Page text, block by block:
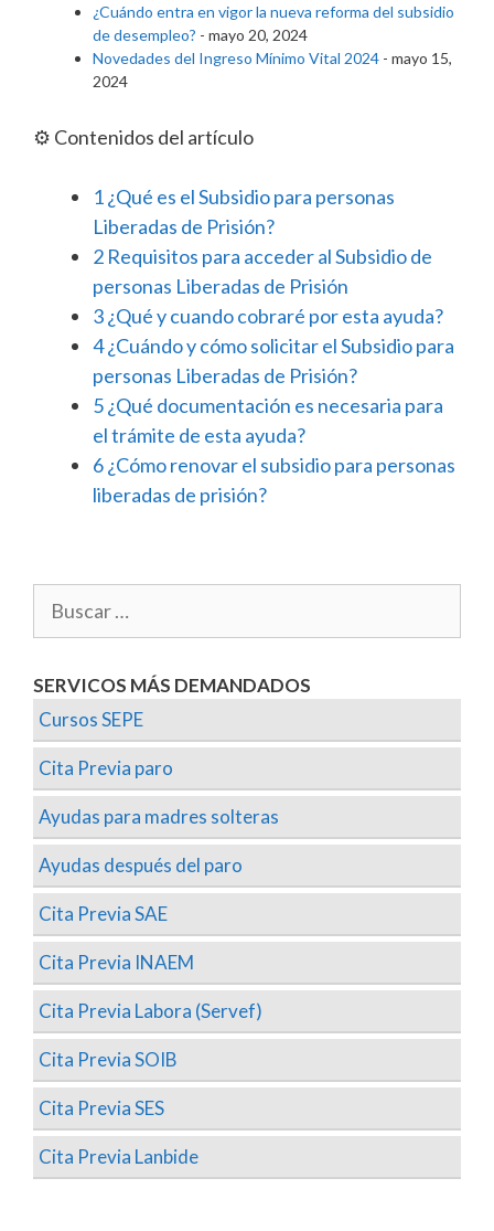
¿Cuándo entra en vigor la nueva reforma del subsidio
de desempleo? - mayo 20, 2024
Novedades del Ingreso Mínimo Vital 2024 - mayo 15,
2024
⚙️ Contenidos del artículo
1¿Qué es el Subsidio para personas
Liberadas de Prisión?
2 Requisitos para acceder al Subsidio de
personas Liberadas de Prisión
3¿Qué y cuando cobraré por esta ayuda?
4¿Cuándo y cómo solicitar el Subsidio para
personas Liberadas de Prisión?
5¿Qué documentación es necesaria para
el trámite de esta ayuda?
6¿Cómo renovar el subsidio para personas
liberadas de prisión?
SERVICOS MÁS DEMANDADOS
Cursos SEPE
Cita Previa paro
Ayudas para madres solteras
Ayudas después del paro
Cita Previa SAE
Cita Previa INAEM
Cita Previa Labora (Servef)
Cita Previa SOIB
Cita Previa SES
Cita Previa Lanbide